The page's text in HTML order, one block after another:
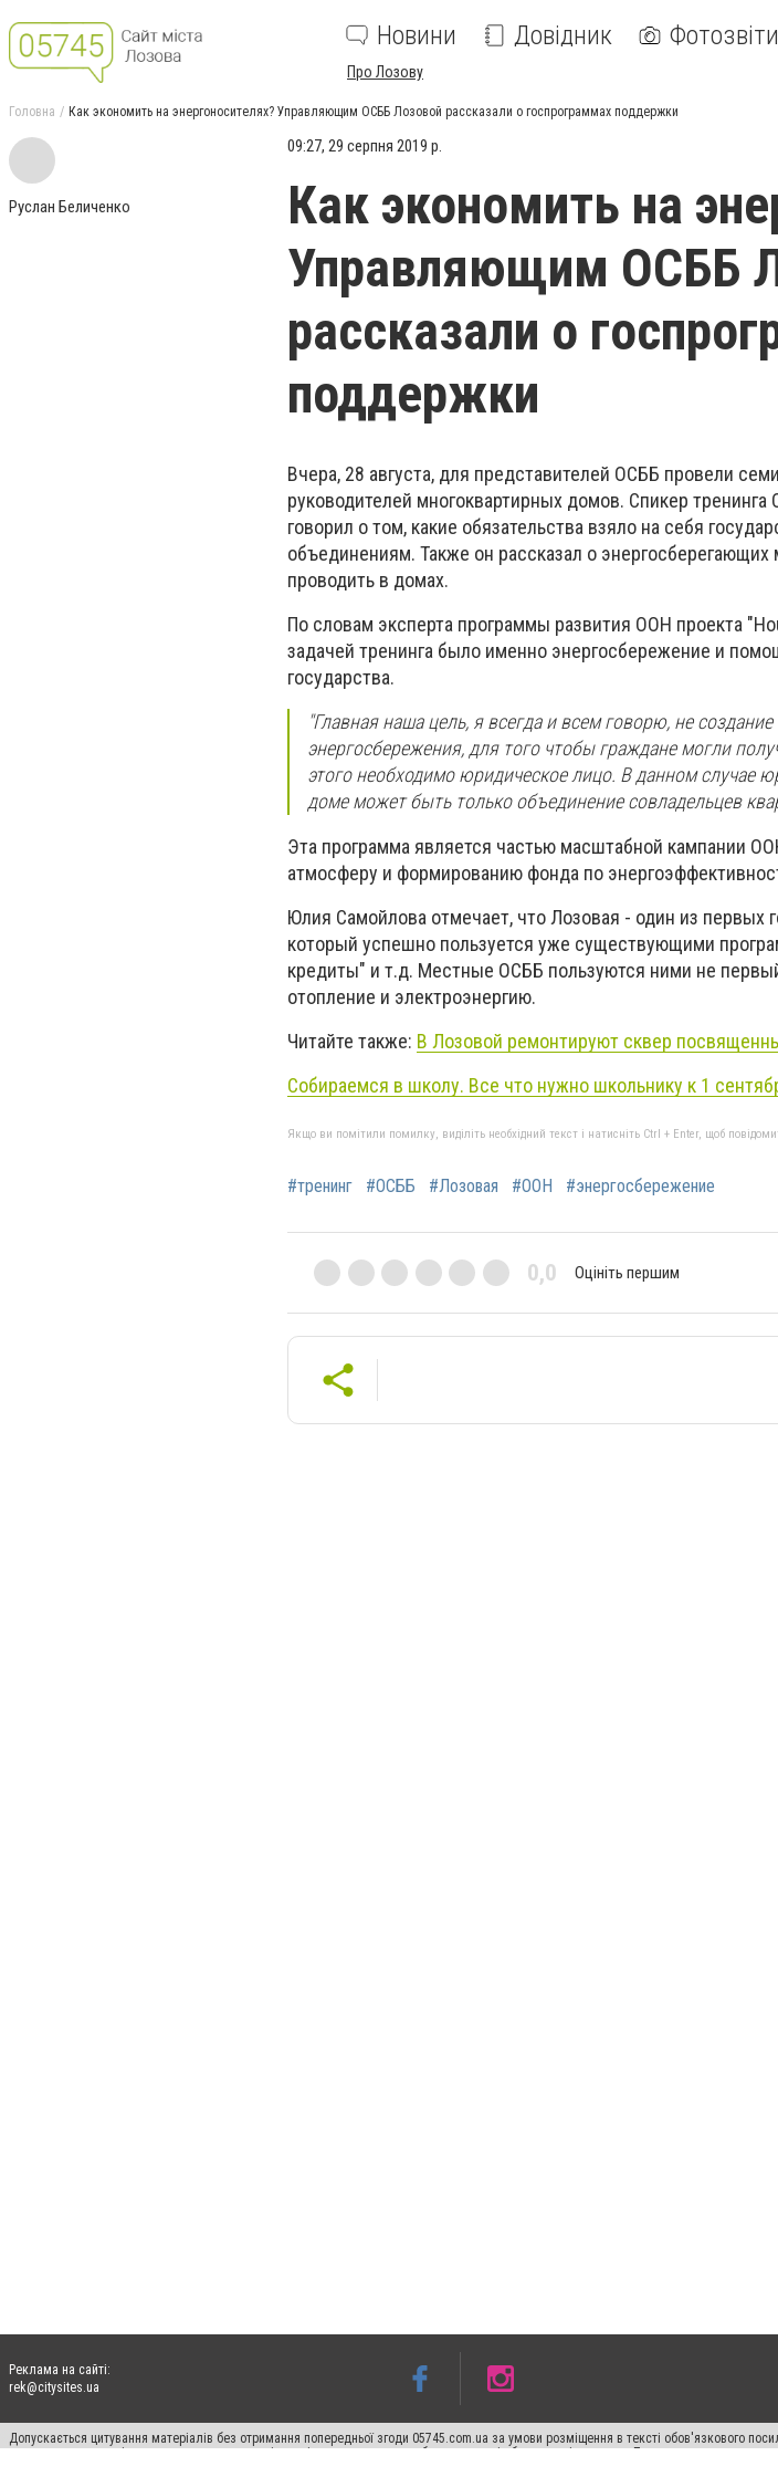
Новини Довідник Фотозвіти
Про Лозову
Головна Как экономить на энергоносителях? Управляющим ОСББ Лозовой рассказали о госпрограммах поддержки
Руслан Беличенко
09:27, 29 серпня 2019 р.
Как экономить на
Управляющим ОСББ
рассказали о
поддержки
Вчера, 28 августа, для представителей ОСББ провели
руководителей многоквартирных домов. Спикер
говорил о том, какие обязательства взяло на себя
объединениям. Также он рассказал о
проводить в домах.
По словам эксперта программы развития ООН проекта
задачей тренинга было именно энергосбережение и
государства.
"Главная наша цель, я всегда и всем говорю, не
энергосбережения, для того чтобы граждане могли
этого необходимо юридическое лицо. В данном случае
доме может быть только объединение совладельцев
Эта программа является частью масштабной кампании
атмосферу и формированию фонда по
Юлия Самойлова отмечает, что Лозовая - один из первых
который успешно пользуется уже существующими
кредиты" и т.д. Местные ОСББ пользуются ними не
отопление и электроэнергию.
Читайте также: В Лозовой ремонтируют сквер
Собираемся в школу. Все что нужно школьнику к 1
Якщо ви помітили помилку, виділіть необхідний текст і натисніть Ctrl + Enter, щоб
#тренинг #ОСББ #Лозовая #ООН #энергосбережение
0,0 Оцініть першим
Реклама на сайті:
rek@citysites.ua
Допускається цитування матеріалів без отримання попередньої згоди 05745.com.ua за умови розміщення в тексті обов'язкового
пошукових систем гіперпосилання на цитовані статті не нижче другого абзацу в тексті або в якості джерела. Порушення виняткових